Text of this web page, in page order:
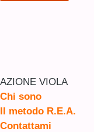
AZIONE VIOLA
Chi sono
Il metodo R.E.A.
Contattami